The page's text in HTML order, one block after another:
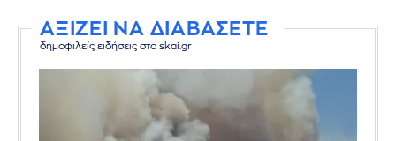
ΑΞΙΖΕΙ ΝΑ ΔΙΑΒΑΣΕΤΕ
δημοφιλείς ειδήσεις στο skai.gr